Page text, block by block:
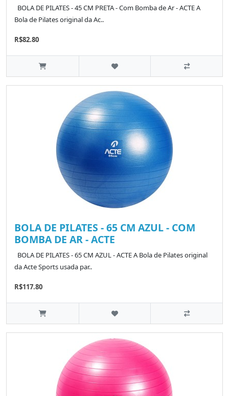
BOLA DE PILATES - 45 CM PRETA - Com Bomba de Ar - ACTE A
Bola de Pilates original da Ac..
R$82.80
BOLA DE PILATES - 65 CM AZUL - COM
BOMBA DE AR - ACTE
BOLA DE PILATES - 65 CM AZUL - ACTE A Bola de Pilates original
da Acte Sports usada par..
R$117.80